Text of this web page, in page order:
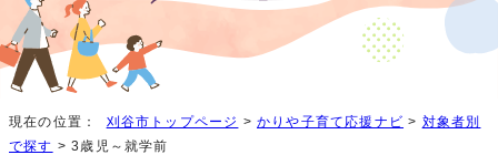
現在の位置： 刈谷市トップページ >かりや子育て応援ナビ > 対象者別
で探す > 3歳児～就学前